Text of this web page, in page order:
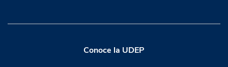
Conoce la UDEP